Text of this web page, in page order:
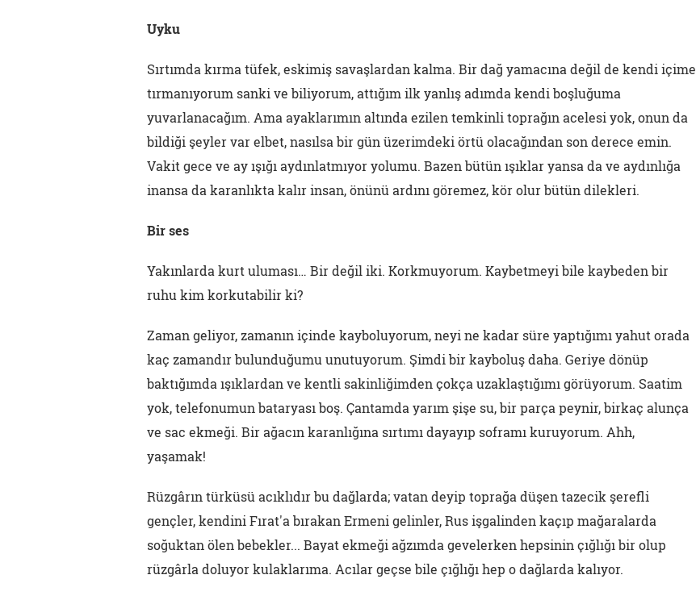
Uyku
Sırtımda kırma tüfek, eskimiş savaşlardan kalma. Bir dağ yamacına değil de kendi içime
tırmanıyorum sanki ve biliyorum, attığım ilk yanlış adımda kendi boşluğuma
yuvarlanacağım. Ama ayaklarımın altında ezilen temkinli toprağın acelesi yok, onun da
bildiği şeyler var elbet, nasılsa bir gün üzerimdeki örtü olacağından son derece emin.
Vakit gece ve ay ışığı aydınlatmıyor yolumu. Bazen bütün ışıklar yansa da ve aydınlığa
inansa da karanlıkta kalır insan, önünü ardını göremez, kör olur bütün dilekleri.
Bir ses
Yakınlarda kurt uluması… Bir değil iki. Korkmuyorum. Kaybetmeyi bile kaybeden bir
ruhu kim korkutabilir ki?
Zaman geliyor, zamanın içinde kayboluyorum, neyi ne kadar süre yaptığımı yahut orada
kaç zamandır bulunduğumu unutuyorum. Şimdi bir kayboluş daha. Geriye dönüp
baktığımda ışıklardan ve kentli sakinliğimden çokça uzaklaştığımı görüyorum. Saatim
yok, telefonumun bataryası boş. Çantamda yarım şişe su, bir parça peynir, birkaç alunça
ve sac ekmeği. Bir ağacın karanlığına sırtımı dayayıp soframı kuruyorum. Ahh,
yaşamak!
Rüzgârın türküsü acıklıdır bu dağlarda; vatan deyip toprağa düşen tazecik şerefli
gençler, kendini Fırat'a bırakan Ermeni gelinler, Rus işgalinden kaçıp mağaralarda
soğuktan ölen bebekler... Bayat ekmeği ağzımda gevelerken hepsinin çığlığı bir olup
rüzgârla doluyor kulaklarıma. Acılar geçse bile çığlığı hep o dağlarda kalıyor.